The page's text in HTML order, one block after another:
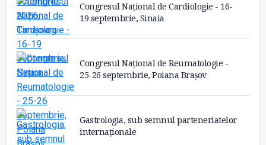
Congresul Național de Cardiologie - 16-
19 septembrie, Sinaia
Congresul Național de Reumatologie -
25-26 septembrie, Poiana Brașov
Gastrologia, sub semnul parteneriatelor
internaționale